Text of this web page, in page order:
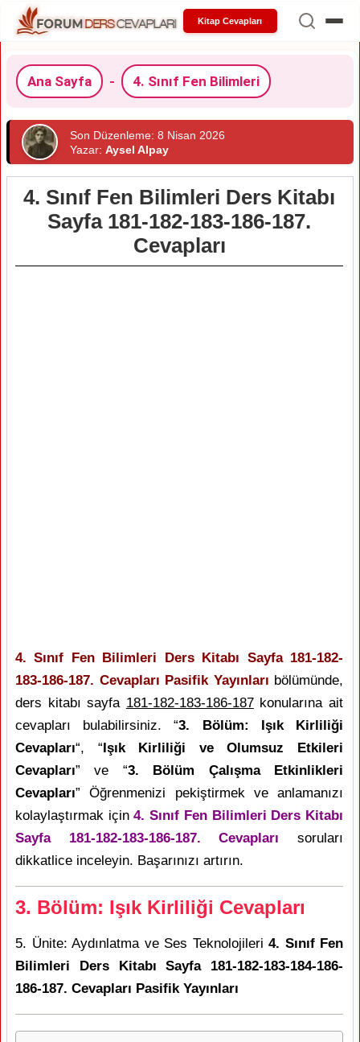
Kitap Cevapları
Ana Sayfa - 4. Sınıf Fen Bilimleri
Son Düzenleme: 8 Nisan 2026
Yazar: Aysel Alpay
4. Sınıf Fen Bilimleri Ders Kitabı
Sayfa 181-182-183-186-187.
Cevapları
4. Sınıf Fen Bilimleri Ders Kitabı Sayfa 181-182-
183-186-187. Cevapları Pasifik Yayınları bölümünde,
ders kitabı sayfa 181-182-183-186-187konularına ait
cevapları bulabilirsiniz. “3. Bölüm: Işık Kirliliği
Cevapları“, “Işık Kirliliği ve Olumsuz Etkileri
Cevapları” ve “3. Bölüm Çalışma Etkinlikleri
Cevapları” Öğrenmenizi pekiştirmek ve anlamanızı
kolaylaştırmak için4. Sınıf Fen Bilimleri Ders Kitabı
Sayfa 181-182-183-186-187. Cevapları soruları
dikkatlice inceleyin. Başarınızı artırın.
3. Bölüm: Işık Kirliliği Cevapları
5. Ünite: Aydınlatma ve Ses Teknolojileri 4. Sınıf Fen
Bilimleri Ders Kitabı Sayfa 181-182-183-184-186-
186-187. Cevapları Pasifik Yayınları